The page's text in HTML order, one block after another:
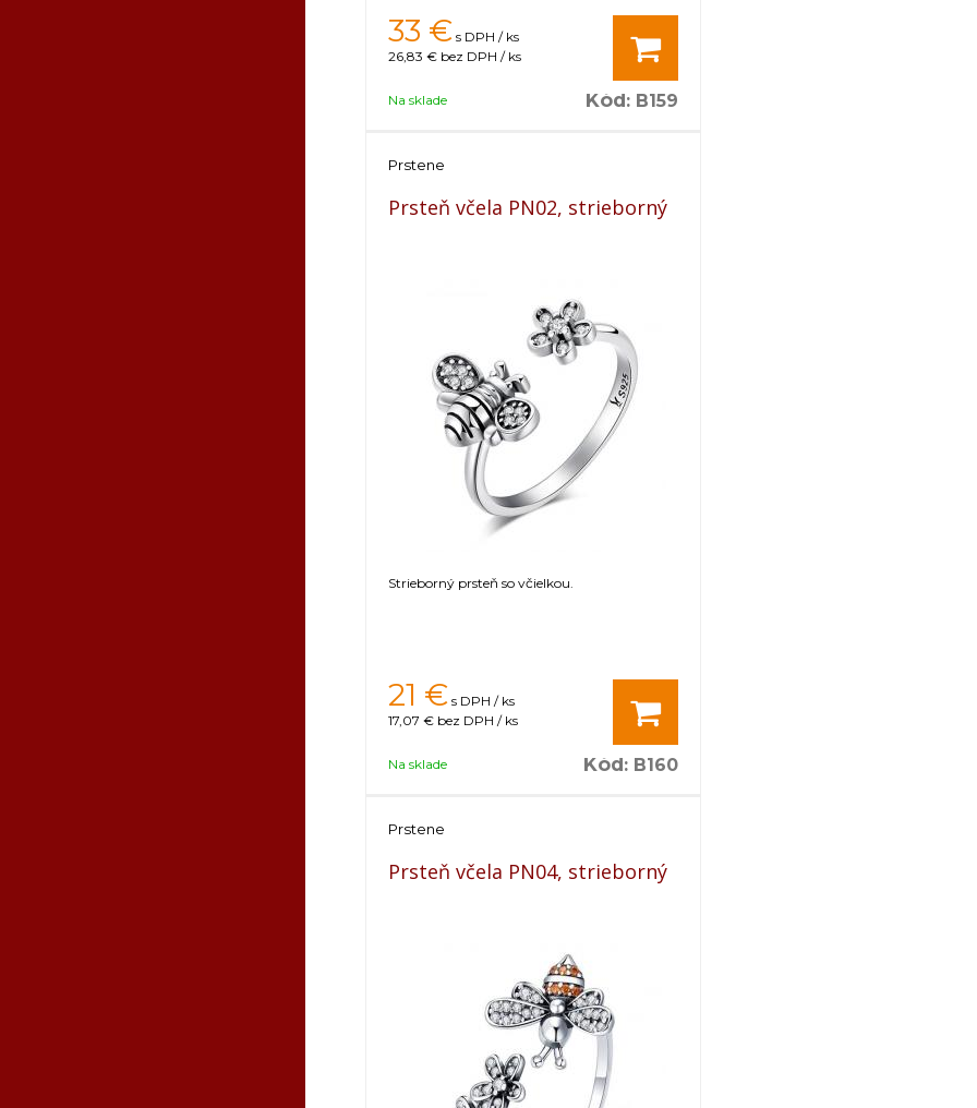
33 € s DPH / ks
26,83 € bez DPH / ks
Na sklade Kód: B159
Prstene
Prsteň včela PN02, strieborný
Strieborný prsteň so včielkou.
21 € s DPH / ks
17,07 € bez DPH / ks
Na sklade Kód: B160
Prstene
Prsteň včela PN04, strieborný